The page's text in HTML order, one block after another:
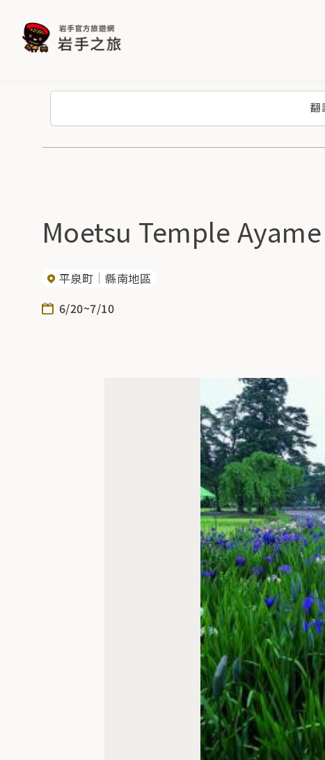
翻
Moetsu Temple
平泉町
縣南地區
6/20~7/10